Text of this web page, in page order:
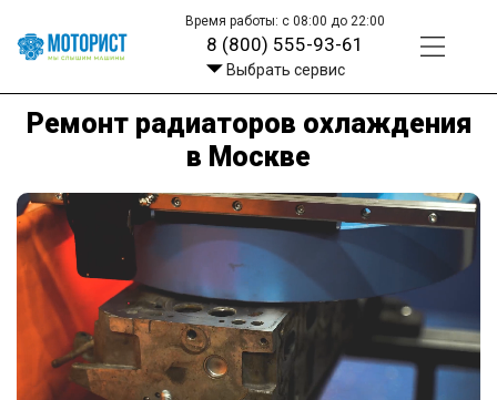
Время работы: с 08:00 до 22:00
8 (800) 555-93-61
Выбрать сервис
Ремонт радиаторов охлаждения
в Москве